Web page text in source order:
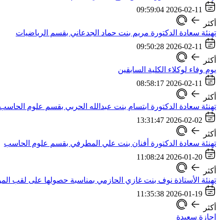
2026-02-11 09:59:04
أكثر
تهنئة سعادة الدكتورة مريم بنت حماد الجدعاني بقسم الرياضيات
2026-02-11 09:50:28
أكثر
يوم وفاء لوكلاء الكلية السابقين
2026-02-11 08:58:17
أكثر
تهنئة سعادة الدكتورة ابتسام بنت عبدالله الحربي بقسم علوم الحاسب
2026-02-02 13:31:47
أكثر
تهنئة سعادة الدكتورة أفنان بنت علي المطرفي بقسم علوم الحاسب
2026-01-20 11:08:24
أكثر
تهنئة الأستاذة نوف بنت غازي الحازمي بمناسبة حصولها على لقب
2026-01-19 11:35:38
أكثر
إجازة سعيدة